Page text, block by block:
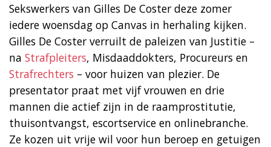
Sekswerkers van Gilles De Coster deze zomer
iedere woensdag op Canvas in herhaling kijken.
Gilles De Coster verruilt de paleizen van Justitie –
na Strafpleiters, Misdaaddokters, Procureurs en
Strafrechters – voor huizen van plezier. De
presentator praat met vijf vrouwen en drie
mannen die actief zijn in de raamprostitutie,
thuisontvangst, escortservice en onlinebranche.
Ze kozen uit vrije wil voor hun beroep en getuigen